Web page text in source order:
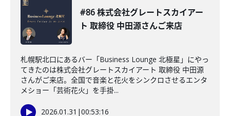
#86 株式会社グレートスカイアー
ト 取締役 中田源さんご来店
札幌駅北口にあるバー「Business Lounge 北極星」にやっ
てきたのは株式会社グレートスカイアート 取締役 中田源
さんがご来店。全国で音楽と花火をシンクロさせるエンタ
メショー「芸術花火」を手掛...
2026.01.31 |00:53:16